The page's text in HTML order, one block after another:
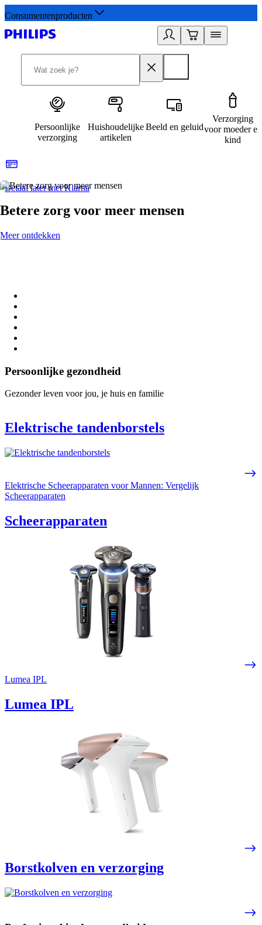
Consumentenproducten
Persoonlijke
verzorging
Huishoudelijke
artikelen
Beeld en geluid
Verzorging
voor moeder en
kind
Betaal later met Klarna
Betere zorg voor meer mensen
Meer ontdekken
Persoonlijke gezondheid
Gezonder leven voor jou, je huis en familie
Elektrische tandenborstels
Elektrische Scheerapparaten voor Mannen: Vergelijk
Scheerapparaten
Scheerapparaten
Lumea IPL
Lumea IPL
Borstkolven en verzorging